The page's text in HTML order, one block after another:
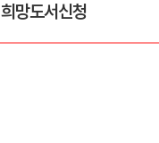
희망도서신청